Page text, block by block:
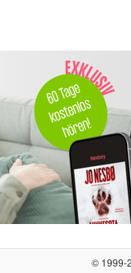
© 1999-